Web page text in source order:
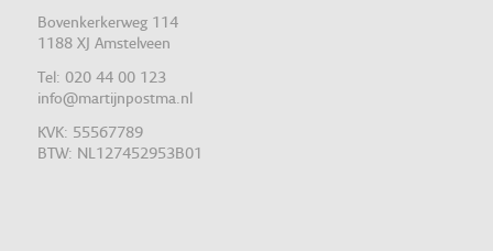
Bovenkerkerweg 114
1188 XJ Amstelveen
Tel: 020 44 00 123
info@martijnpostma.nl
KVK: 55567789
BTW: NL127452953B01